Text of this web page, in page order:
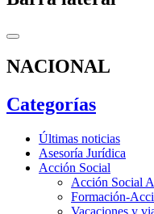
NACIONAL
Categorías
Últimas noticias
Asesoría Jurídica
Acción Social
Acción Social
Formación-